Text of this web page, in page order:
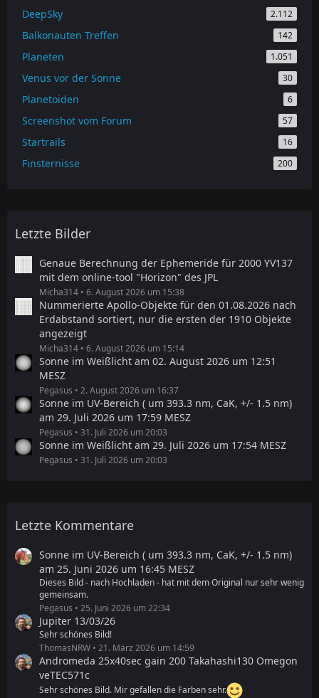
DeepSky 2.112
Balkonauten Treffen 142
Planeten 1.051
Venus vor der Sonne 30
Planetoiden 6
Screenshot vom Forum 57
Startrails 16
Finsternisse 200
Letzte Bilder
Genaue Berechnung der Ephemeride für 2000 YV137
mit dem online-tool "Horizon" des JPL
Micha314 6. August 2026 um 15:38
Nummerierte Apollo-Objekte für den 01.08.2026 nach
Erdabstand sortiert, nur die ersten der 1910 Objekte
angezeigt
Micha314 6. August 2026 um 15:14
Sonne im Weißlicht am 02. August 2026 um 12:51
MESZ
Pegasus 2. August 2026 um 16:37
Sonne im UV-Bereich ( um 393.3 nm, CaK, +/- 1.5 nm)
am 29. Juli 2026 um 17:59 MESZ
Pegasus 31. Juli 2026 um 20:03
Sonne im Weißlicht am 29. Juli 2026 um 17:54 MESZ
Pegasus 31. Juli 2026 um 20:03
Letzte Kommentare
Sonne im UV-Bereich ( um 393.3 nm, CaK, +/- 1.5 nm)
am 25. Juni 2026 um 16:45 MESZ
Dieses Bild - nach Hochladen - hat mit dem Original nur sehr wenig
gemeinsam.
Pegasus
25. Juni 2026 um 22:34
Jupiter 13/03/26
Sehr schönes Bild!
ThomasNRW
21. März 2026 um 14:59
Andromeda 25x40sec gain 200 Takahashi130 Omegon
veTEC571c
Sehr schönes Bild. Mir gefallen die Farben sehr.